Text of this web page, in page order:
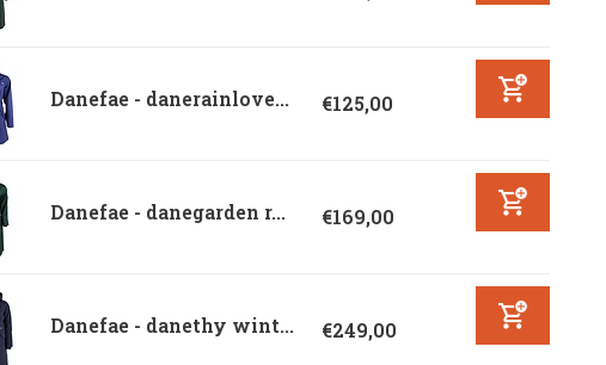
Danefae - danerainlove... €125,00
Danefae - danegarden r... €169,00
Danefae - danethy wint... €249,00